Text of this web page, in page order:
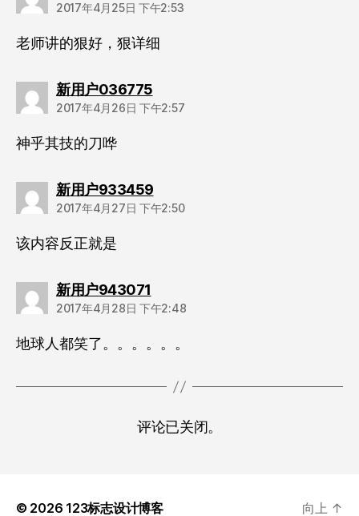
2017年4月25日 下午2:53
老师讲的狠好，狠详细
新用户036775说：
2017年4月26日 下午2:57
神乎其技的刀哗
新用户933459说：
2017年4月27日 下午2:50
该内容反正就是
新用户943071
2017年4月28日 下午2:48
地球人都笑了。。。。。。
评论已关闭。
© 2026 123标志设计博客 向上 ↑